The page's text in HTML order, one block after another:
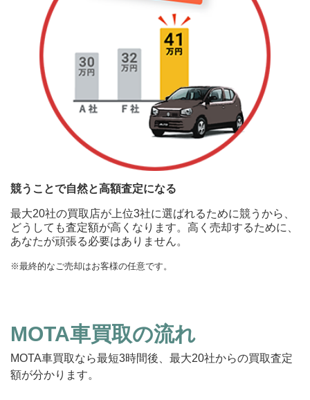
競うことで自然と高額査定になる
最大20社の買取店が上位3社に選ばれるために競うから、
どうしても査定額が高くなります。高く売却するために、
あなたが頑張る必要はありません。
※最終的なご売却はお客様の任意です。
MOTA車買取の流れ
MOTA車買取なら最短3時間後、最大20社からの買取査定
額が分かります。